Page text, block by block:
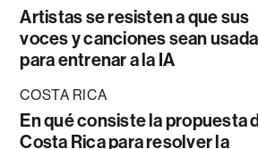
Artistas se resisten a que sus
voces y canciones sean
para entrenar a la IA
COSTA RICA
En qué consiste la propuesta
Costa Rica para resolver la